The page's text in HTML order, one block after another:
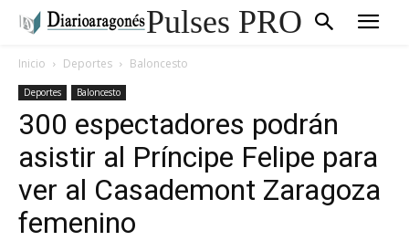
Pulses PRO
Inicio Deportes Baloncesto
Deportes Baloncesto
300 espectadores podrán
asistir al Príncipe Felipe para
ver al Casademont Zaragoza
femenino